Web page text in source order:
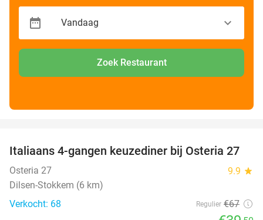
Zoek Restaurant
41%
Italiaans 4-gangen keuzediner bij Osteria 27
Osteria 27 9.9 star
Dilsen-Stokkem (6 km)
Verkocht: 68
Regulier €67